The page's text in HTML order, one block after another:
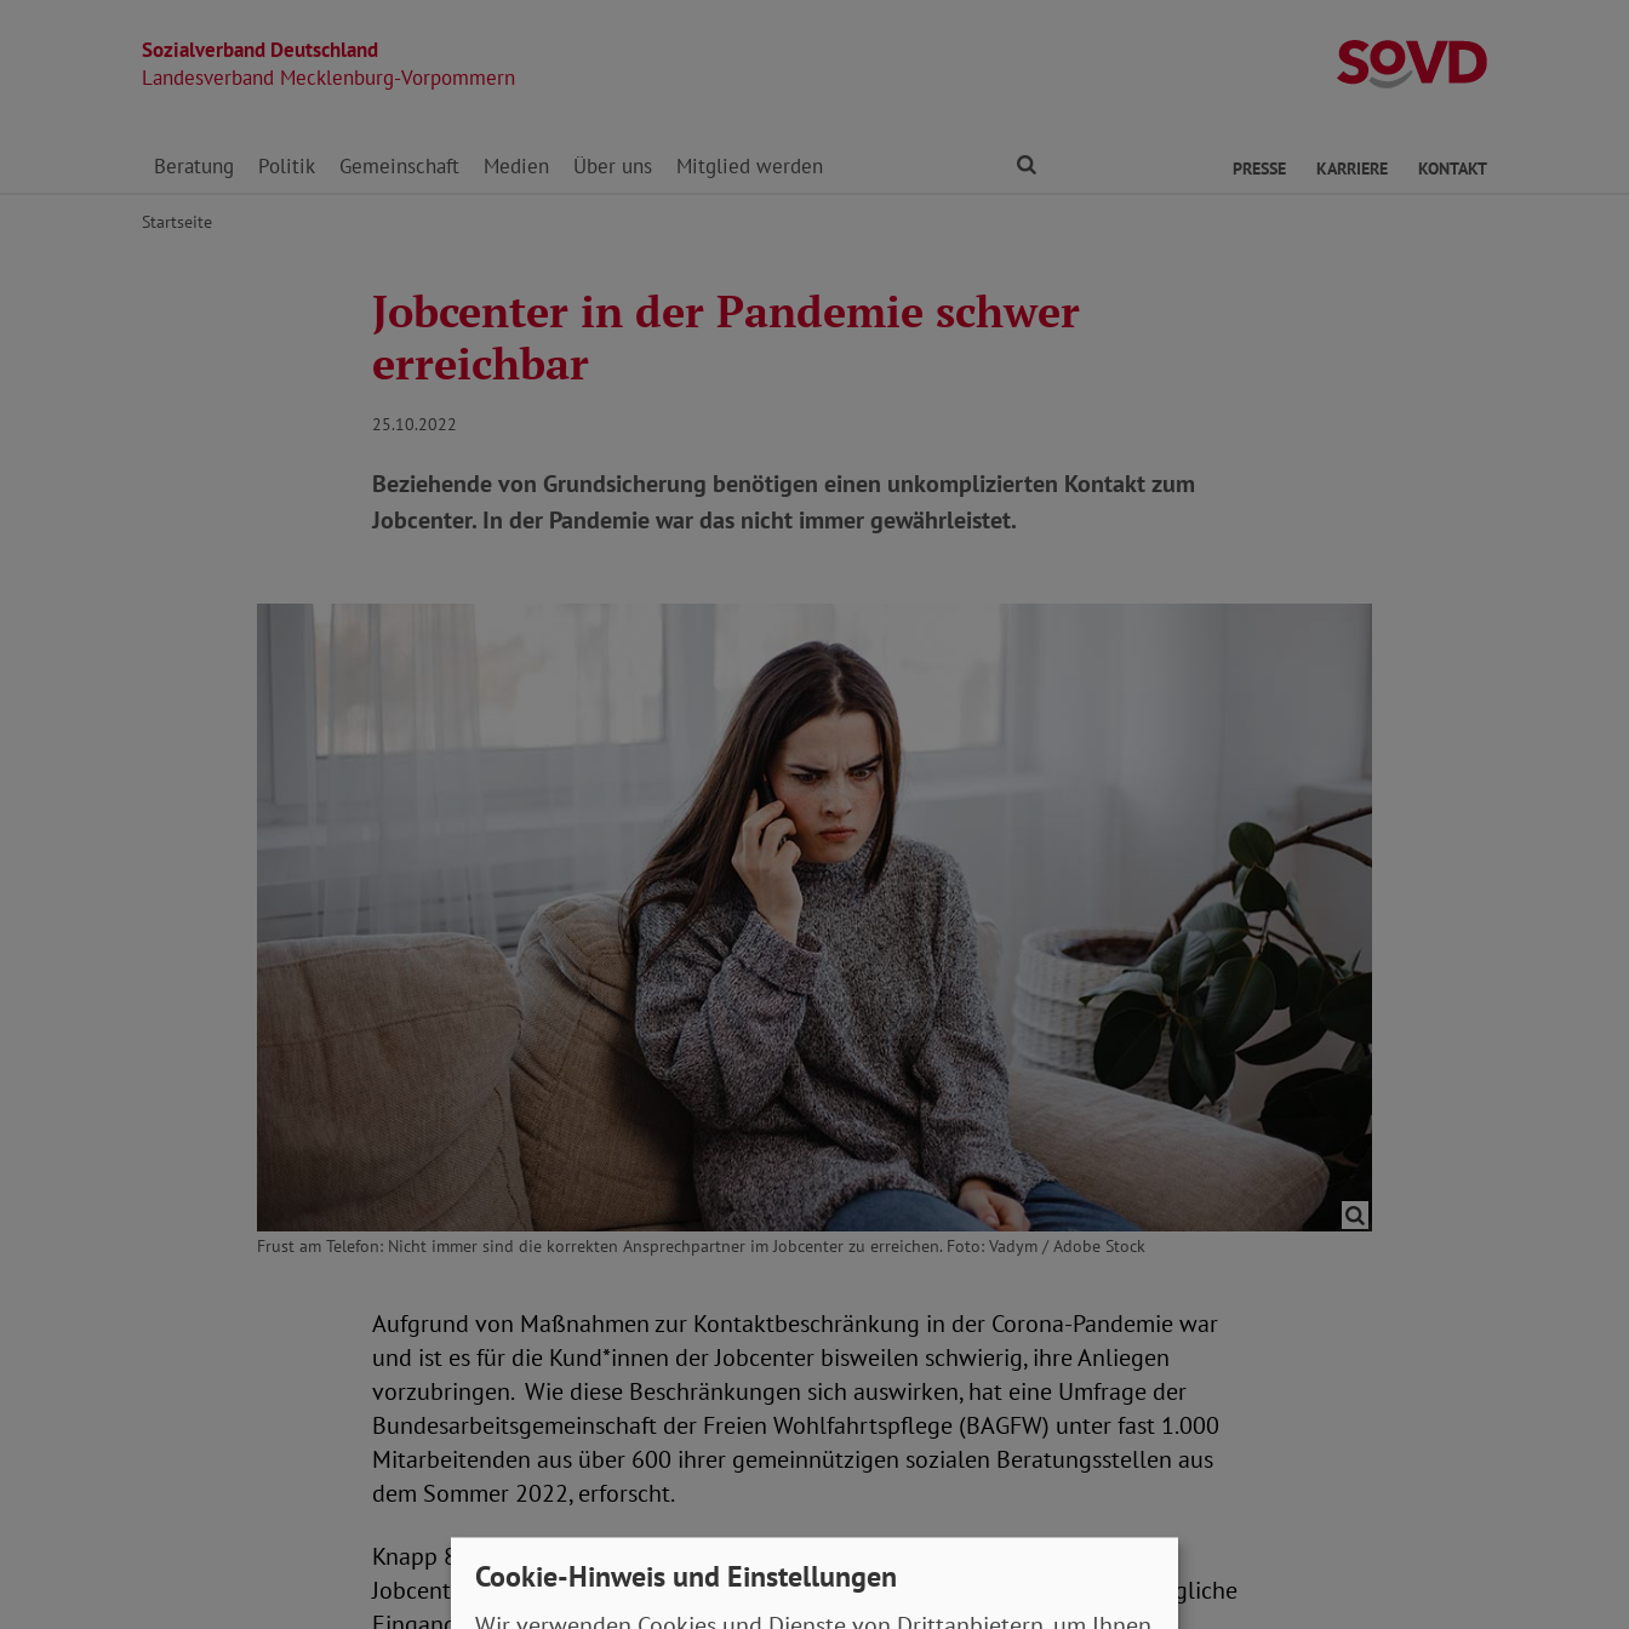
Sozialverband Deutschland
Landesverband Mecklenburg-Vorpommern
Landesverband
Direkt zu den Inhalten springen
Beratung Politik Gemeinschaft Medien Über uns Mitglied werden PRESSE KARRIERE KONTAKT
Startseite
Jobcenter in der Pandemie schwer
erreichbar
25.10.2022
Beziehende von Grundsicherung benötigen einen unkomplizierten Kontakt zum
Jobcenter. In der Pandemie war das nicht immer gewährleistet.
Frust am Telefon: Nicht immer sind die korrekten Ansprechpartner im Jobcenter zu erreichen. Foto: Vadym / Adobe Stock
Aufgrund von Maßnahmen zur Kontaktbeschränkung in der Corona-Pandemie war
und ist es für die Kund*innen der Jobcenter bisweilen schwierig, ihre Anliegen
vorzubringen. Wie diese Beschränkungen sich auswirken, hat eine Umfrage der
Bundesarbeitsgemeinschaft der Freien Wohlfahrtspflege (BAGFW) unter fast 1.000
Mitarbeitenden aus über 600 ihrer gemeinnützigen sozialen Beratungsstellen aus
dem Sommer 2022, erforscht.
Knapp 8 Prozent der Befragten gaben an, dass keine persönliche Beratung im
Jobcenter vor Ort möglich ist. Rund ein Drittel gab an, dass es keine frei zugängliche
Cookie-Hinweis und Einstellungen